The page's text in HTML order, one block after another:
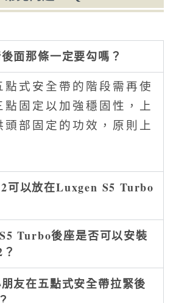
面那條一定要勾嗎？
點式安全帶的階段需再使
點固定以加強穩固性，上
頭部固定的功效，原則上
可以放在Luxgen S5 Turbo
Turbo後座是否可以安裝
友在五點式安全帶拉緊後